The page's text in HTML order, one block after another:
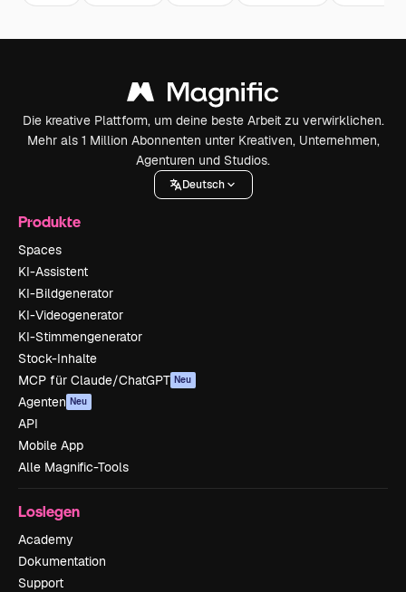
Die kreative Plattform, um deine beste Arbeit zu verwirklichen.
Mehr als 1 Million Abonnenten unter Kreativen, Unternehmen,
Agenturen und Studios.
Deutsch
Produkte
Spaces
KI-Assistent
KI-Bildgenerator
KI-Videogenerator
KI-Stimmengenerator
Stock-Inhalte
MCP für Claude/ChatGPT Neu
Agenten Neu
API
Mobile App
Alle Magnific-Tools
Loslegen
Academy
Dokumentation
Support